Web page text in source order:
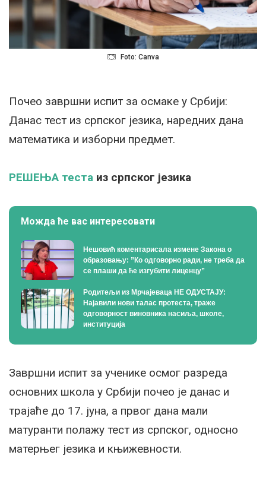
Foto: Canva
Почео завршни испит за осмаке у Србији:
Данас тест из српског језика, наредних дана
математика и изборни предмет.
РЕШЕЊА теста из српског језика
Можда ће вас интересовати
Нешовић коментарисала измене Закона о
образовању: ”Ко одговорно ради, не треба да
се плаши да ће изгубити лиценцу”
Родитељи из Мрчајеваца НЕ ОДУСТАЈУ:
Најавили нови талас протеста, траже
одговорност виновника насиља, школе,
институција
Завршни испит за ученике осмог разреда
основних школа у Србији почео је данас и
трајаће до 17. јуна, а првог дана мали
матуранти полажу тест из српског, односно
матерњег језика и књижевности.